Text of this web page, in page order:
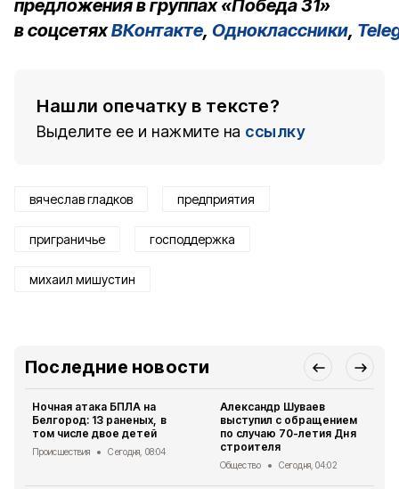
предложения в группах «Победа 31»
в соцсетяхВКонтакте, Одноклассники,
Нашли опечатку в тексте?
Выделите ее и нажмите на ссылку
вячеслав гладков предприятия
приграничье господдержка
михаил мишустин
Последние новости
Ночная атака БПЛА на
Белгород: 13 раненых, в
том числе двое детей
Происшествия Сегодня, 08:04
Александр Шуваев
выступил с обращением
по случаю 70-летия Дня
строителя
Общество Сегодня, 04:02